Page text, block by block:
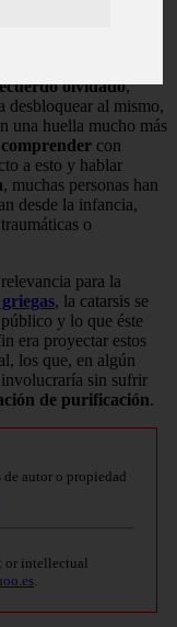
por Sigmund Freud
llamado
olvidado,
desbloquear al mismo,
una huella mucho más
comprender con
a esto y hablar
, muchas personas han
desde la infancia,
o
para la
, la catarsis se
y lo que éste
era proyectar estos
los que, en algún
sin sufrir
de purificación.
autor o propiedad
or intellectual